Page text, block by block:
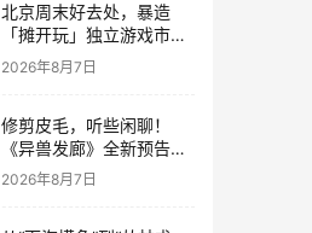
北京周末好去处，暴造
「摊开玩」独立游戏市集
正式开票！
2026年8月7日
修剪皮毛，听些闲聊！
《异兽发廊》全新预告与
Steam免费试玩公开
2026年8月7日